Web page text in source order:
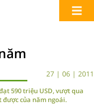
27 | 06 | 2011
590 triệu USD, vượt qua
được của năm ngoái.